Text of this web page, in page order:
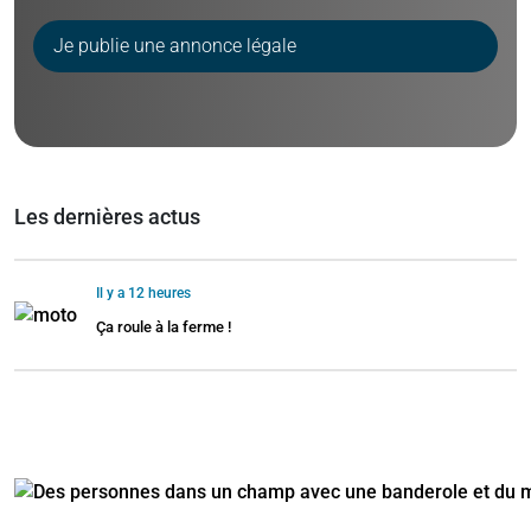
Je publie une annonce légale
Les dernières actus
Il y a 12 heures
Ça roule à la ferme !